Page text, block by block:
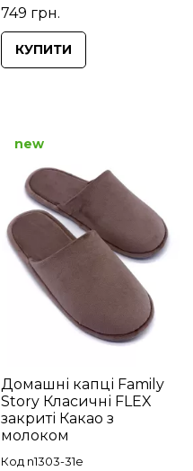
749 грн.
КУПИТИ
Домашні капці Family
Story Класичні FLEX
закриті Какао з
молоком
Код n1303-31e
new